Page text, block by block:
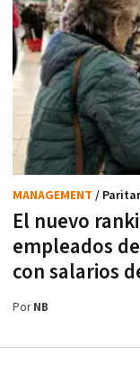
El nuevo
empleados
con salarios
MANAGEMENT /
PorNB